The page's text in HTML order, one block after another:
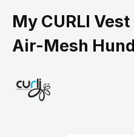
My CURLI
Air-Mesh